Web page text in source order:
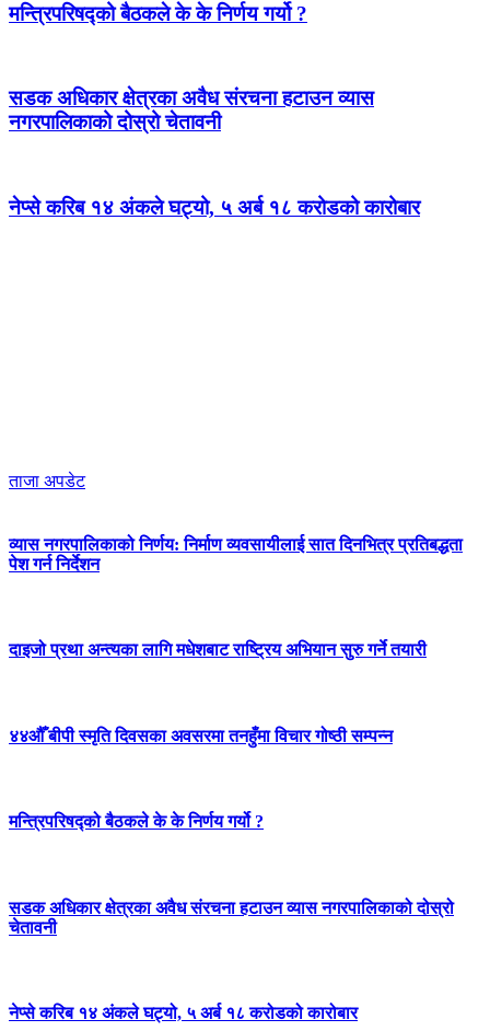
मन्त्रिपरिषद्को बैठकले के के निर्णय गर्यो ?
सडक अधिकार क्षेत्रका अवैध संरचना हटाउन व्यास
नगरपालिकाको दोस्रो चेतावनी
नेप्से करिब १४ अंकले घट्यो, ५ अर्ब १८ करोडको कारोबार
ताजा अपडेट
व्यास नगरपालिकाको निर्णय: निर्माण व्यवसायीलाई सात दिनभित्र प्रतिबद्धता
पेश गर्न निर्देशन
दाइजो प्रथा अन्त्यका लागि मधेशबाट राष्ट्रिय अभियान सुरु गर्ने तयारी
४४औँ बीपी स्मृति दिवसका अवसरमा तनहुँमा विचार गोष्ठी सम्पन्न
मन्त्रिपरिषद्को बैठकले के के निर्णय गर्यो ?
सडक अधिकार क्षेत्रका अवैध संरचना हटाउन व्यास नगरपालिकाको दोस्रो
चेतावनी
नेप्से करिब १४ अंकले घट्यो, ५ अर्ब १८ करोडको कारोबार